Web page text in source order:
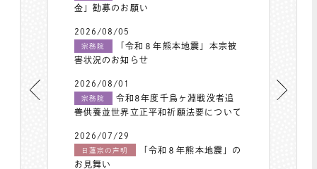
金」勧募のお願い
2026/08/05
宗務院
「令和８年熊本地震」本宗被
害状況のお知らせ
2026/08/01
宗務院
令和8年度千鳥ヶ淵戦没者追
善供養並世界立正平和祈願法要について
2026/07/29
日蓮宗の声明
「令和８年熊本地震」の
お見舞い